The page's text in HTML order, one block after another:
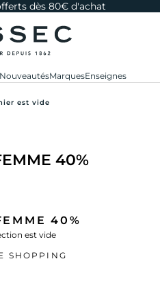
dès 80€ d'achat
MarquesEnseignes
est vide
40%
40%
est vide
SHOPPING